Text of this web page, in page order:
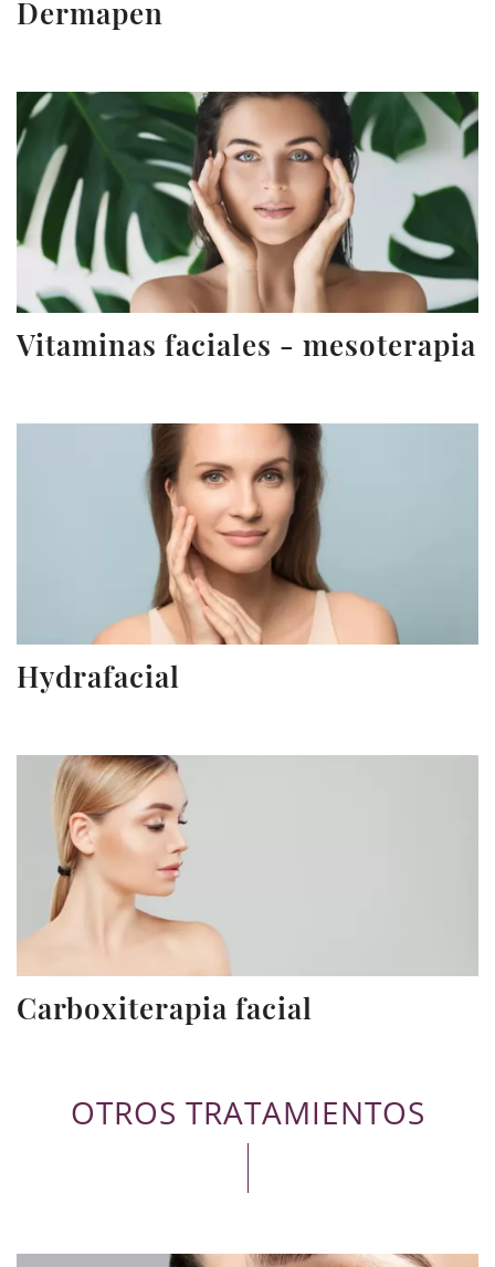
Dermapen
Vitaminas faciales - mesoterapia
Hydrafacial
Carboxiterapia facial
OTROS TRATAMIENTOS